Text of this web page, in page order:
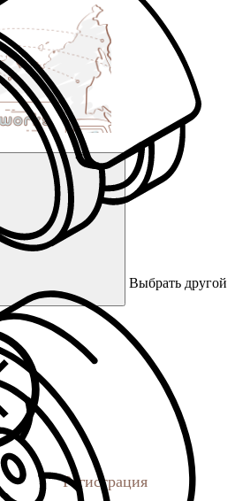
Выбрать другой
Регистрация